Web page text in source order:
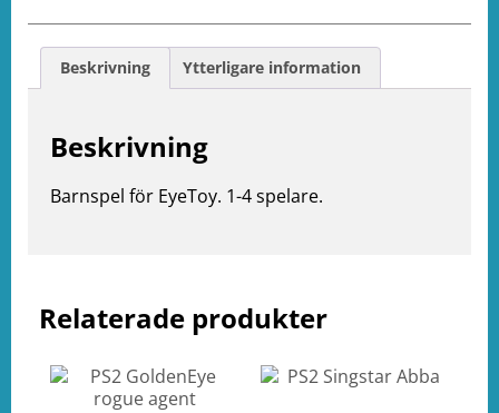
Relaterade produkter
Beskrivning Ytterligare information
Beskrivning
Barnspel för EyeToy. 1-4 spelare.